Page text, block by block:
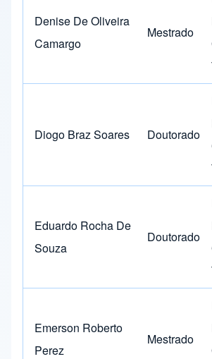
Denise De Oliveira
Camargo
Mestrado
Diogo Braz Soares Doutorado
Eduardo Rocha De
Souza
Doutorado
Emerson Roberto
Perez
Mestrado